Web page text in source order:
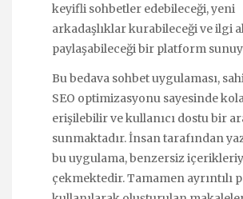
keyifli sohbetler edebileceği, yeni
arkadaşlıklar kurabileceği ve ilgi
paylaşabileceği bir platform
Bu bedava sohbet uygulaması,
SEO optimizasyonu sayesinde
erişilebilir ve kullanıcı dostu bir
sunmaktadır. İnsan tarafından
bu uygulama, benzersiz
çekmektedir. Tamamen ayrıntılı